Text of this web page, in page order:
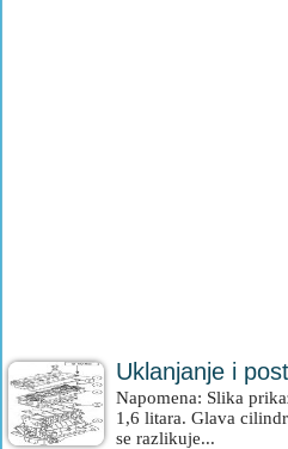
Uklanjanje i
Napomena: Slika
1,6 litara. Glava
se razlikuje...